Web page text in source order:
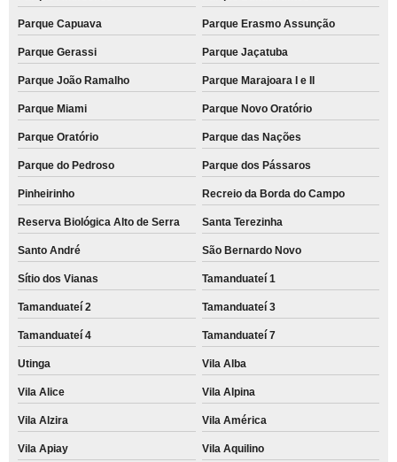
Parque Capuava Parque Erasmo Assunção
Parque Gerassi Parque Jaçatuba
Parque João Ramalho Parque Marajoara I e II
Parque Miami Parque Novo Oratório
Parque Oratório Parque das Nações
Parque do Pedroso Parque dos Pássaros
Pinheirinho Recreio da Borda do Campo
Reserva Biológica Alto de Serra Santa Terezinha
Santo André São Bernardo Novo
Sítio dos Vianas Tamanduateí 1
Tamanduateí 2 Tamanduateí 3
Tamanduateí 4 Tamanduateí 7
Utinga Vila Alba
Vila Alice Vila Alpina
Vila Alzira Vila América
Vila Apiay Vila Aquilino